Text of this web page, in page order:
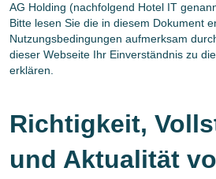
AG Holding (nachfolgend Hotel IT
Bitte lesen Sie die in diesem Dokument
Nutzungsbedingungen aufmerksam
dieser Webseite Ihr Einverständnis zu
erklären.
Richtigkeit,
und Aktualität